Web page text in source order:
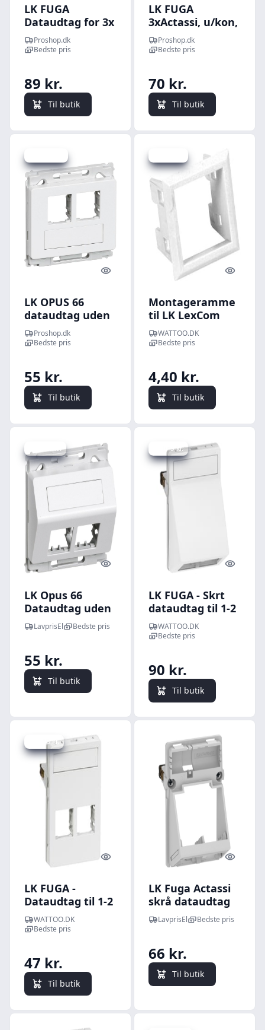
LK FUGA
Dataudtag for 3x
Keystone RJ45
(large), 2 modul,
Proshop.dk
Bedste pris
89 kr.
Til butik
LK FUGA
3xActassi, u/kon,
2M HV
Proshop.dk
Bedste pris
70 kr.
Til butik
Quick look
LK OPUS 66
dataudtag uden
montageramme
2xRJ45 lige 1
Proshop.dk
Bedste pris
55 kr.
Til butik
Quick
Montageramme
til LK LexCom
konnektorer -
hvid
WATTOO.DK
Bedste pris
4,40 kr.
Til butik
Spar -1 kr.
Quick look
LK Opus 66
Dataudtag uden
montageramme
2xRJ45, Skrå, 1
LavprisEl Bedste pris
55 kr.
Til butik
Spar 9 kr.
Quick
LK FUGA - Skrt
dataudtag til 1-2
stk. Actassi
konnektorer, 1
WATTOO.DK
Bedste pris
90 kr.
Til butik
Spar 8 kr.
Quick look
LK FUGA -
Dataudtag til 1-2
stk. Actassi
konnektorer, 1
WATTOO.DK
Bedste pris
47 kr.
Til butik
Quick
LK Fuga Actassi
skrå dataudtag
2xRJ45 uden
afdækning
LavprisEl Bedste pris
66 kr.
Til butik